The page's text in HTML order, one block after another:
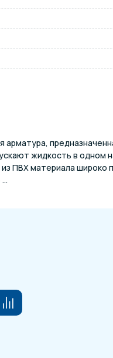
жидкость в одном
ПВХ материала широко